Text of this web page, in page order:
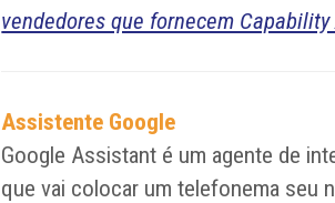
vendedores que fornecem Capability
Assistente Google
Google Assistant é um agente de
que vai colocar um telefonema seu